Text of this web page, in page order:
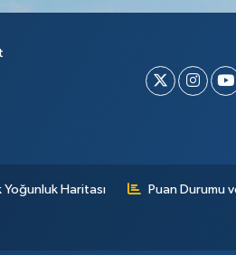
Haritası Puan Durumu